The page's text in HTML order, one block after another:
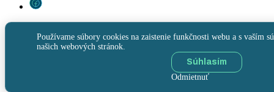
Používame súbory cookies na zaistenie funkčnosti webu a s vaším
našich webových stránok.
Súhlasím
Odmietnuť